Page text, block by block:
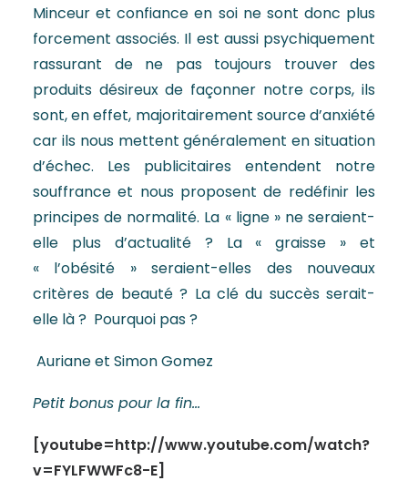
Minceur et confiance en soi ne sont donc plus
forcement associés. Il est aussi psychiquement
rassurant de ne pas toujours trouver des
produits désireux de façonner notre corps, ils
sont, en effet, majoritairement source d’anxiété
car ils nous mettent généralement en situation
d’échec. Les publicitaires entendent notre
souffrance et nous proposent de redéfinir les
principes de normalité. La « ligne » ne seraient-
elle plus d’actualité ? La « graisse » et
« l’obésité » seraient-elles des nouveaux
critères de beauté ? La clé du succès serait-
elle là ? Pourquoi pas ?
Auriane et Simon Gomez
Petit bonus pour la fin…
[youtube=http://www.youtube.com/watch?
v=FYLFWWFc8-E]